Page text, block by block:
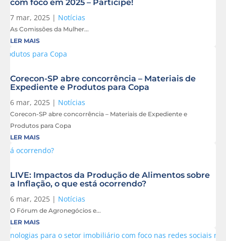
com foco em 2025 – Participe!
7 mar, 2025 | Notícias
As Comissões da Mulher...
LER MAIS
Corecon-SP abre concorrência – Materiais de
Expediente e Produtos para Copa
6 mar, 2025 | Notícias
Corecon-SP abre concorrência – Materiais de Expediente e
Produtos para Copa
LER MAIS
LIVE: Impactos da Produção de Alimentos sobre
a Inflação, o que está ocorrendo?
6 mar, 2025 | Notícias
O Fórum de Agronegócios e...
LER MAIS